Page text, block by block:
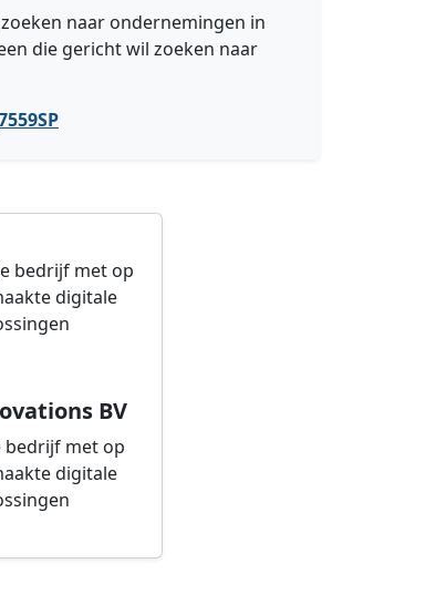
naar ondernemingen in
die gericht wil zoeken naar
BV
bedrijf met op
digitale